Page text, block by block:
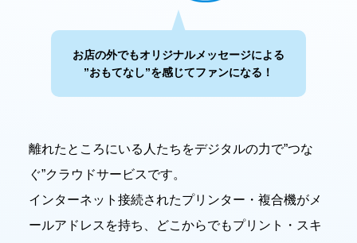
お店の外でもオリジナルメッセージによる
”おもてなし”を感じてファンになる！
離れたところにいる人たちをデジタルの力で”つな
ぐ”クラウドサービスです。
インターネット接続されたプリンター・複合機がメ
ールアドレスを持ち、どこからでもプリント・スキ